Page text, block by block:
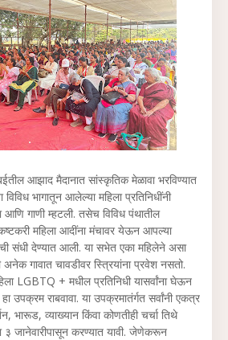
आझाद मैदानात सांस्कृतिक मेळावा भरविण्यात
विविध भागातून आलेल्या महिला प्रतिनिधींनी
गाणी म्हटली. तसेच विविध पंथातील
महिला आदींना मंचावर येऊन आपल्या
संधी देण्यात आली. या सभेत एका महिलेने असा
गावात चावडीवर स्त्रियांना प्रवेश नसतो.
LGBTQ + मधील प्रतिनिधी यासर्वांना घेऊन
हा उपक्रम राबवावा. या उपक्रमातंर्गत सर्वांनी एकत्र
भारूड, व्याख्यान किंवा कोणतीही चर्चा तिथे
३ जानेवारीपासून करण्यात यावी. जेणेकरून